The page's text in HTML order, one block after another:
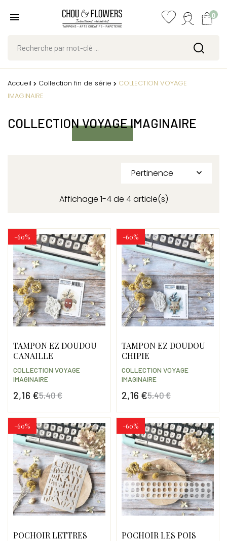
0
Accueil Collection fin de série
COLLECTION VOYAGE
IMAGINAIRE
COLLECTION VOYAGE IMAGINAIRE
Pertinence 
Affichage 1-4 de 4 article(s)
-60%
TAMPON EZ DOUDOU
CANAILLE
2,16 €5,40 €
COLLECTION VOYAGE
IMAGINAIRE
-60%
TAMPON EZ DOUDOU
CHIPIE
2,16 €5,40 €
COLLECTION VOYAGE
IMAGINAIRE
-60%
POCHOIR LETTRES
-60%
POCHOIR LES POIS